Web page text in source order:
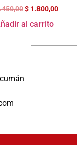
$ 1.800,00
al carrito